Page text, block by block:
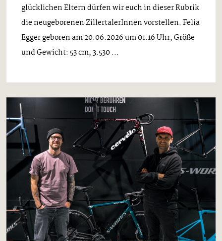
glücklichen Eltern dürfen wir euch in dieser Rubrik
die neugeborenen ZillertalerInnen vorstellen. Felia
Egger geboren am 20.06.2026 um 01.16 Uhr, Größe
und Gewicht: 53 cm, 3.530 ...